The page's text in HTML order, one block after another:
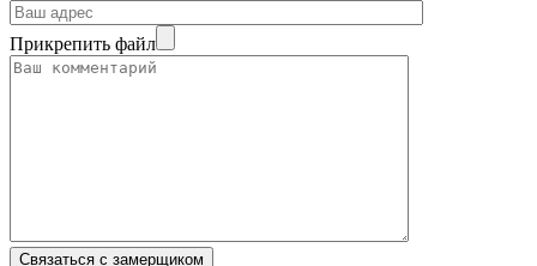
Прикрепить файл